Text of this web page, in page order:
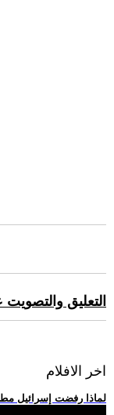
التعليق
اخر الافلام
.. لماذا رفضت إسرائيل